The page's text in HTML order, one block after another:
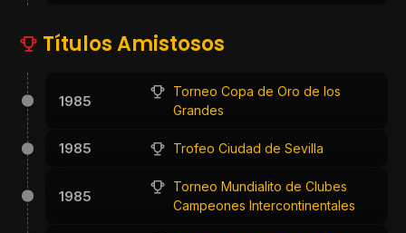
Títulos Amistosos
1985
Torneo Copa de Oro de los
Grandes
1985 Trofeo Ciudad de Sevilla
1985
Torneo Mundialito de Clubes
Campeones Intercontinentales